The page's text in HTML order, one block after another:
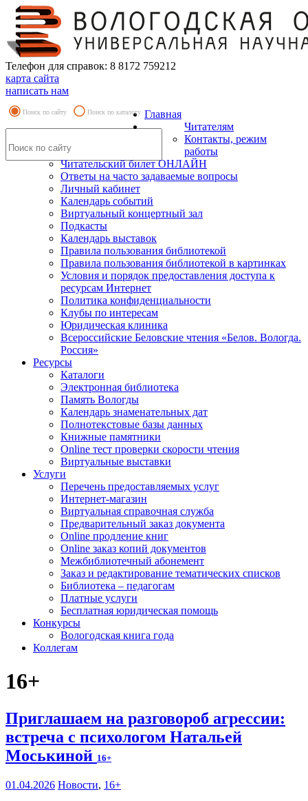
Телефон для справок: 8 8172 759212
карта сайта
написать нам
Поиск по сайту Поиск по каталогу Главная
Читателям
Контакты, режим
работы
Читательский билет ОНЛАЙН
Ответы на часто задаваемые вопросы
Личный кабинет
Календарь событий
Виртуальный концертный зал
Подкасты
Календарь выставок
Правила пользования библиотекой
Правила пользования библиотекой в картинках
Условия и порядок предоставления доступа к
ресурсам Интернет
Политика конфиденциальности
Клубы по интересам
Юридическая клиника
Всероссийские Беловские чтения «Белов. Вологда.
Россия»
Ресурсы
Каталоги
Электронная библиотека
Память Вологды
Календарь знаменательных дат
Полнотекстовые базы данных
Книжные памятники
Online тест проверки скорости чтения
Виртуальные выставки
Услуги
Перечень предоставляемых услуг
Интернет-магазин
Виртуальная справочная служба
Предварительный заказ документа
Online продление книг
Online заказ копий документов
Межбиблиотечный абонемент
Заказ и редактирование тематических списков
Библиотека – педагогам
Платные услуги
Бесплатная юридическая помощь
Конкурсы
Вологодская книга года
Коллегам
16+
Приглашаем на разговороб агрессии:
встреча с психологом Натальей
Моськиной 16+
01.04.2026 Новости, 16+